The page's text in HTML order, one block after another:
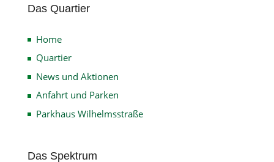
Das Quartier
Home
Quartier
News und Aktionen
Anfahrt und Parken
Parkhaus Wilhelmsstraße
Das Spektrum